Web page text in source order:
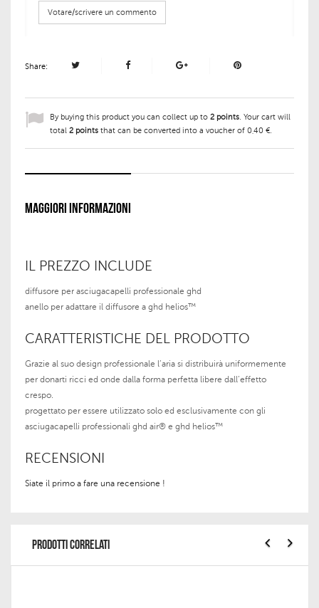
Votare/scrivere un commento
Share:
By buying this product you can collect up to 2 points. Your cart will
total 2 points that can be converted into a voucher of 0,40 €.
MAGGIORI INFORMAZIONI
IL PREZZO INCLUDE
diffusore per asciugacapelli professionale ghd
anello per adattare il diffusore a ghd helios™
CARATTERISTICHE DEL PRODOTTO
Grazie al suo design professionale l’aria si distribuirà uniformemente
per donarti ricci ed onde dalla forma perfetta libere dall’effetto
crespo.
progettato per essere utilizzato solo ed esclusivamente con gli
asciugacapelli professionali ghd air® e ghd helios™
RECENSIONI
Siate il primo a fare una recensione !
PRODOTTI CORRELATI